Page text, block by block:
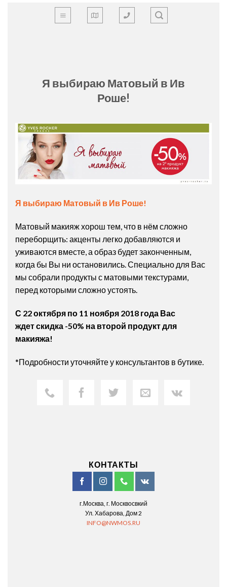
Я выбираю Матовый в Ив
Роше!
Я выбираю Матовый в Ив Роше!
Матовый макияж хорош тем, что в нём сложно
переборщить: акценты легко добавляются и
уживаются вместе, а образ будет законченным,
когда бы Вы ни остановились. Специально для Вас
мы собрали продукты с матовыми текстурами,
перед которыми сложно устоять.
С 22 октября по 11 ноября 2018 года Вас
ждет скидка -50% на второй продукт для
макияжа!
*Подробности уточняйте у консультантов в бутике.
КОНТАКТЫ
г.Москва, г. Москвосвкий
Ул. Хабарова, Дом 2
INFO@NWMOS.RU